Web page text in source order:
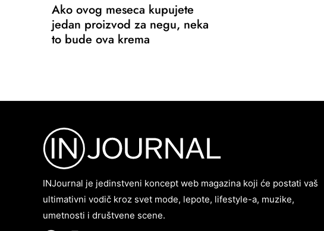
Ako ovog meseca kupujete
jedan proizvod za negu, neka
to bude ova krema
INJournal je jedinstveni koncept web magazina koji će postati vaš
ultimativni vodič kroz svet mode, lepote, lifestyle-a, muzike,
umetnosti i društvene scene.